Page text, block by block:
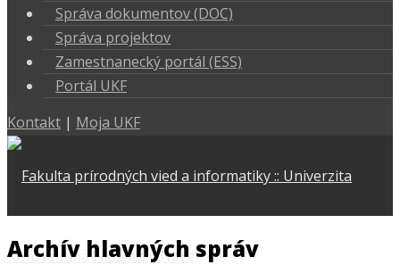
Správa dokumentov (DOC)
Správa projektov
Zamestnanecký portál (ESS)
Portál UKF
Kontakt | Moja UKF
Archív hlavných správ